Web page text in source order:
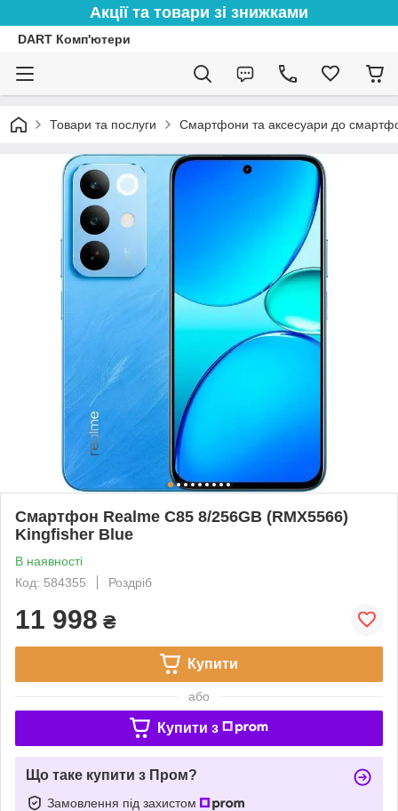
Акції та товари зі знижками
DART Комп'ютери
Товари та послуги Смартфони та аксесуари до
Смартфон Realme C85 8/256GB (RMX5566)
Kingfisher Blue
В наявності
Код: 584355
Роздріб
11 998 ₴
Купити
або
Купити з
Що таке купити з Пром?
Замовлення під захистом